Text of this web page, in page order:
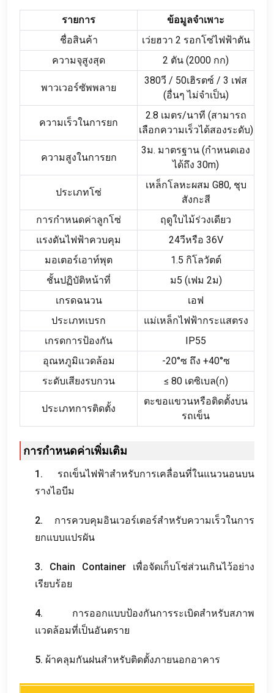
รายการ
ข้อมูลจำเพาะ
ชื่อสินค้า
เว่ยฮวา 2 รอกโซ่ไฟฟ้าตัน
ความจุสูงสุด
2 ตัน (2000 กก)
พาวเวอร์ซัพพลาย
380วี / 50เฮิรตซ์ / 3 เฟส
(อื่นๆ ไม่จำเป็น)
ความเร็วในการยก
2.8 เมตร/นาที (สามารถ
เลือกความเร็วได้สองระดับ)
ความสูงในการยก
3ม. มาตรฐาน (กำหนดเอง
ได้ถึง 30m)
ประเภทโซ่
เหล็กโลหะผสม G80, ชุบ
สังกะสี
การกำหนดค่าลูกโซ่
ฤดูใบไม้ร่วงเดียว
แรงดันไฟฟ้าควบคุม
24วีหรือ 36V
มอเตอร์เอาท์พุต
1.5 กิโลวัตต์
ชั้นปฏิบัติหน้าที่
ม5 (เฟม 2ม)
เกรดฉนวน
เอฟ
ประเภทเบรก
แม่เหล็กไฟฟ้ากระแสตรง
เกรดการป้องกัน
IP55
อุณหภูมิแวดล้อม
-20°ซ ถึง +40°ซ
ระดับเสียงรบกวน
≤ 80 เดซิเบล(ก)
ประเภทการติดตั้ง
ตะขอแขวนหรือติดตั้งบน
รถเข็น
การกำหนดค่าเพิ่มเติม
1. รถเข็นไฟฟ้าสำหรับการเคลื่อนที่ในแนวนอนบน
รางไอบีม
2. การควบคุมอินเวอร์เตอร์สำหรับความเร็วในการ
ยกแบบแปรผัน
3. Chain Container เพื่อจัดเก็บโซ่ส่วนเกินไว้อย่าง
เรียบร้อย
4. การออกแบบป้องกันการระเบิดสำหรับสภาพ
แวดล้อมที่เป็นอันตราย
5. ผ้าคลุมกันฝนสำหรับติดตั้งภายนอกอาคาร